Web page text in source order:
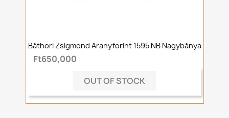
Báthori Zsigmond Aranyforint 1595 NB Nagybánya
Ft650,000
OUT OF STOCK